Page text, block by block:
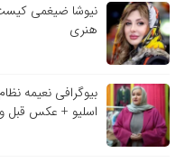
نیوشا ضیغمی
هنری
بیوگرافی نعیمه
اسلیو + عکس قبل